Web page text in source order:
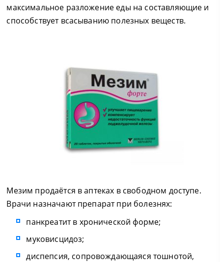
максимальное разложение еды на составляющие и
способствует всасыванию полезных веществ.
Мезим продаётся в аптеках в свободном доступе.
Врачи назначают препарат при болезнях:
панкреатит в хронической форме;
муковисцидоз;
диспепсия, сопровождающаяся тошнотой,